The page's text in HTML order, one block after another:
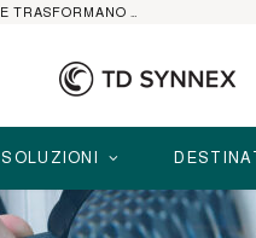
SOLUZIONI